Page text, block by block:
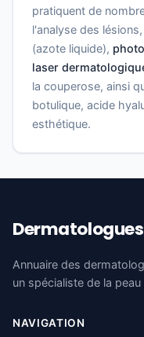
pratiquent de
l'analyse des lésions,
(azote liquide),
laser
la couperose, ainsi
botulique, acide
esthétique.
Dermatologues
Annuaire des
un spécialiste de la
NAVIGATION